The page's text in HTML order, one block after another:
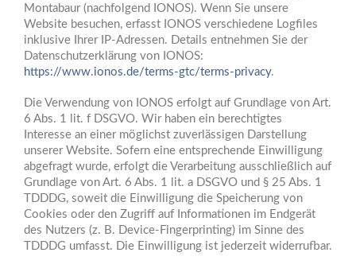
Montabaur (nachfolgend IONOS). Wenn Sie unsere
Website besuchen, erfasst IONOS verschiedene Logfiles
inklusive Ihrer IP-Adressen. Details entnehmen Sie der
Datenschutzerklärung von IONOS:
https://www.ionos.de/terms-gtc/terms-privacy.
Die Verwendung von IONOS erfolgt auf Grundlage von Art.
6 Abs. 1 lit. f DSGVO. Wir haben ein berechtigtes
Interesse an einer möglichst zuverlässigen Darstellung
unserer Website. Sofern eine entsprechende Einwilligung
abgefragt wurde, erfolgt die Verarbeitung ausschließlich auf
Grundlage von Art. 6 Abs. 1 lit. a DSGVO und § 25 Abs. 1
TDDDG, soweit die Einwilligung die Speicherung von
Cookies oder den Zugriff auf Informationen im Endgerät
des Nutzers (z. B. Device-Fingerprinting) im Sinne des
TDDDG umfasst. Die Einwilligung ist jederzeit widerrufbar.